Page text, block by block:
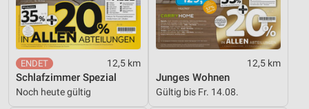
12,5 km
Schlafzimmer Spezial
Noch heute gültig
12,5 km
Junges Wohnen
Gültig bis Fr. 14.08.